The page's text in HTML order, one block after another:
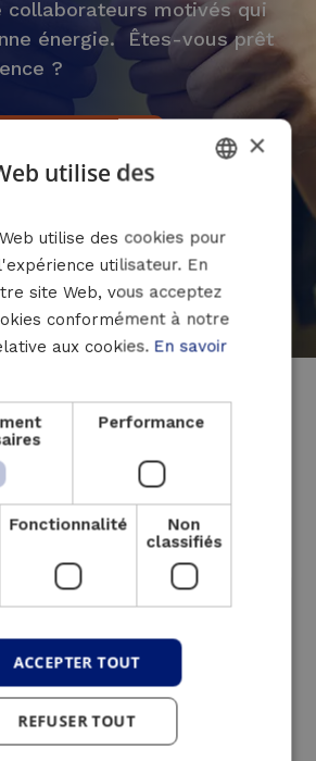
collaborateurs motivés qui
énergie. Êtes-vous prêt
?
adaptée à
FRENCH
×
utilise des
utilise des cookies pour
utilisateur. En
site Web, vous acceptez
conformément à notre
aux cookies. En savoir
Performance
Fonctionnalité
Non
classifiés
ACCEPTER TOUT
REFUSER TOUT